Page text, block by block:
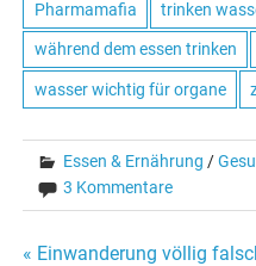
Pharmamafia trinken
während dem essen trinken
wasser wichtig für organe
Essen & Ernährung /
3 Kommentare
« Einwanderung völlig